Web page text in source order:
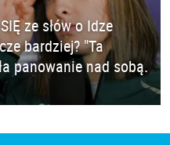
ze słów o Idze
bardziej? "Ta
panowanie nad sobą.